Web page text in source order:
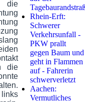
die
die
Rhein-Erft:
Schwerer
Verkehrsunfall -
PKW prallt
gegen Baum und
geht in Flammen
auf - Fahrerin
schwerverletzt
Aachen:
Vermutliches